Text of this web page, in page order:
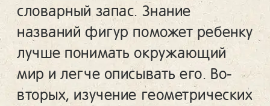
словарный запас. Знание
названий фигур поможет ребенку
лучше понимать окружающий
мир и легче описывать его. Во-
вторых, изучение геометрических